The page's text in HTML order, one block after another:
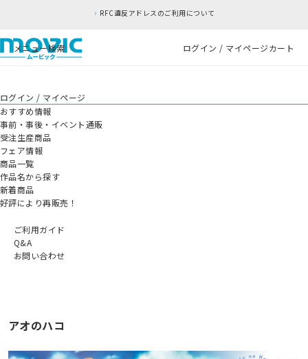
RFC違反アドレスのご利用について
メニュー検索 ログイン / マイページカート
ログイン / マイページ
おすすめ情報
事前・事後・イベント通販
受注生産商品
フェア情報
商品一覧
作品名から探す
新着商品
好評により再販売！
ご利用ガイド
Q&A
お問い合わせ
アオのハコ